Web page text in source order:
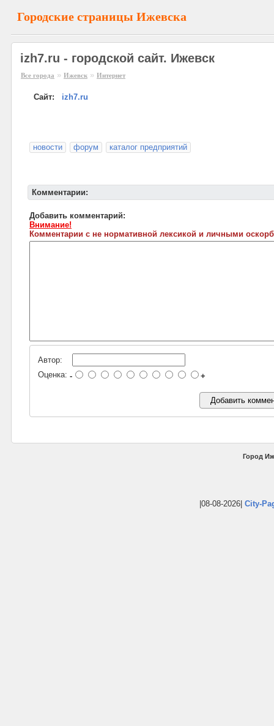
Городские страницы Ижевска
izh7.ru - городской сайт. Ижевск
Все города » Ижевск » Интернет
Сайт: izh7.ru
новости форум каталог предприятий
Комментарии:
Добавить комментарий:
Внимание!
Комментарии с не нормативной лексикой и личными
Автор:
Оценка: - +
Город
|08-08-2026| City-